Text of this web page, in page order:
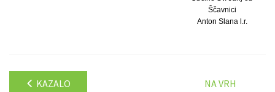
Ščavnici
Anton Slana l.r.
KAZALO NA VRH